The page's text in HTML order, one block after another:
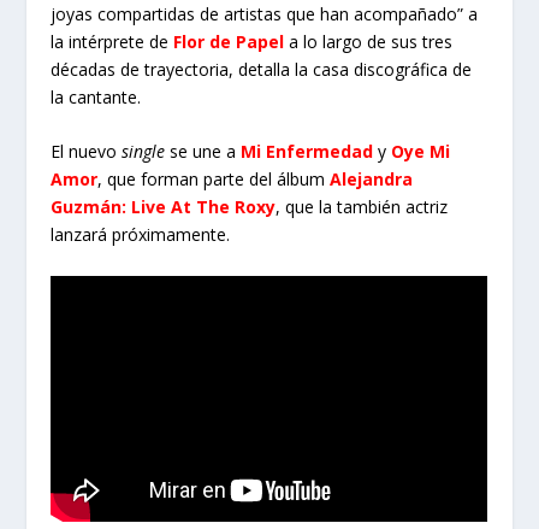
joyas compartidas de artistas que han acompañado” a
la intérprete de Flor de Papel a lo largo de sus tres
décadas de trayectoria, detalla la casa discográfica de
la cantante.
El nuevosingle se une a Mi Enfermedad y Oye Mi
Amor, que forman parte del álbumAlejandra
Guzmán: Live At The Roxy, que la también actriz
lanzará próximamente.